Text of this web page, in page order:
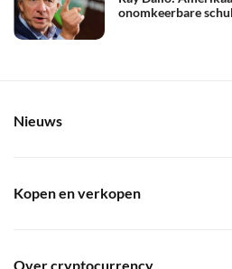
onomkeerbare
Nieuws
Kopen en verkopen
Over cryptocurrency